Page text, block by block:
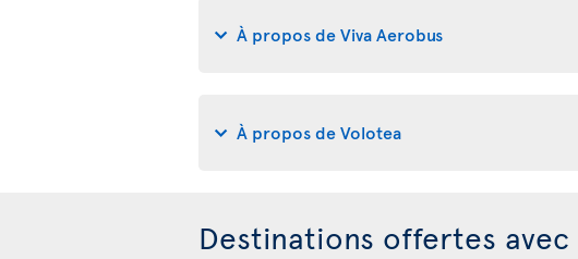
À propos de Viva Aerobus
À propos de Volotea
Destinations offertes avec